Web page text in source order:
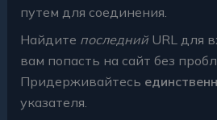
путем для соединения.
Найдите последнийURL для
вам попасть на сайт без
Придерживайтесь
указателя.